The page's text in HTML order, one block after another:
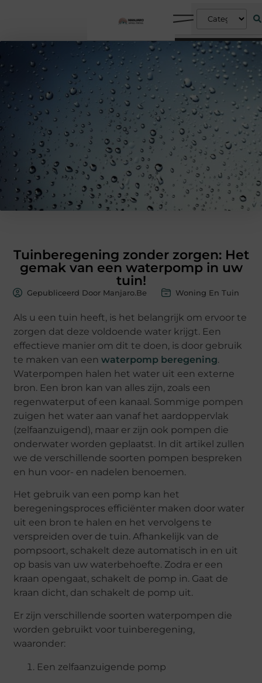
Tuinberegening zonder zorgen: Het
gemak van een waterpomp in uw
tuin!
Gepubliceerd Door Manjaro.be Woning En Tuin
Als u een tuin heeft, is het belangrijk om ervoor te
zorgen dat deze voldoende water krijgt. Een
effectieve manier om dit te doen, is door gebruik
te maken van eenwaterpomp beregening.
Waterpompen halen het water uit een externe
bron. Een bron kan van alles zijn, zoals een
regenwaterput of een kanaal. Sommige pompen
zuigen het water aan vanaf het aardoppervlak
(zelfaanzuigend), maar er zijn ook pompen die
onderwater worden geplaatst. In dit artikel zullen
we de verschillende soorten pompen bespreken
en hun voor- en nadelen benoemen.
Het gebruik van een pomp kan het
beregeningsproces efficiënter maken door water
uit een bron te halen en het vervolgens te
verspreiden over de tuin. Afhankelijk van de
pompsoort, schakelt deze automatisch in en uit
op basis van uw waterbehoefte. Zodra er een
kraan opengaat, schakelt de pomp in. Gaat de
kraan dicht, dan schakelt de pomp uit.
Er zijn verschillende soorten waterpompen die
worden gebruikt voor tuinberegening,
waaronder:
Een zelfaanzuigende pomp